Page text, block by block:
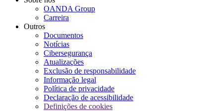
OANDA Group
Carreira
Outros
Documentos
Notícias
Cibersegurança
Atualizações
Exclusão de responsabilidade
Informação legal
Política de privacidade
Declaração de acessibilidade
Definições de cookies